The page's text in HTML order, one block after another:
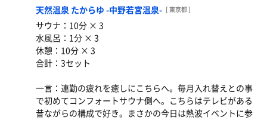
天然温泉 たからゆ -中野若宮温泉- [ 東京都 ]
サウナ：10分 × 3
水風呂：1分 × 3
休憩：10分 × 3
合計：3セット
一言：連勤の疲れを癒しにこちらへ。毎月入れ替えとの事
で初めてコンフォートサウナ側へ。こちらはテレビがある
昔ながらの構成で好き。まさかの今日は熱波イベントに参